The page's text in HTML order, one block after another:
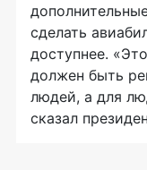
сделать
доступнее.
должен быть
людей, а для
сказал